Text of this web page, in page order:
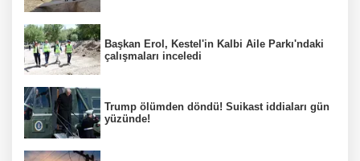
Başkan Erol, Kestel'in Kalbi Aile Parkı'ndaki
çalışmaları inceledi
Trump ölümden döndü! Suikast iddiaları gün
yüzünde!